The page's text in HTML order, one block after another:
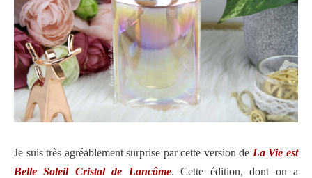
Je suis très agréablement surprise par cette version de La Vie est
Belle Soleil Cristal de Lancôme. Cette édition, dont on a